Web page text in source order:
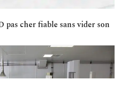
pas cher fiable sans vider son